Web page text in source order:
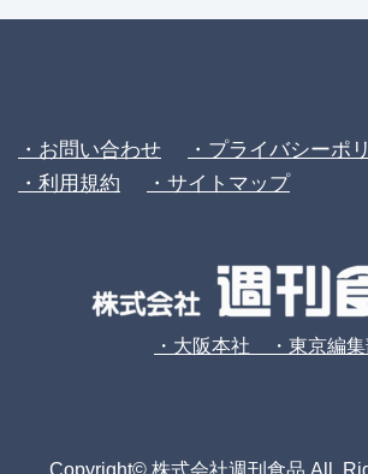
・お問い合わせ
・プライバシーポ
・利用規約
・サイトマップ
・大阪本社 ・東京編集